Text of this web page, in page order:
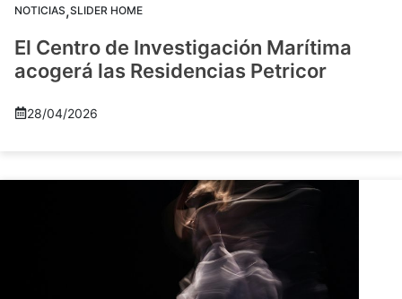
NOTICIAS,SLIDER HOME
El Centro de Investigación Marítima
acogerá las Residencias Petricor
28/04/2026